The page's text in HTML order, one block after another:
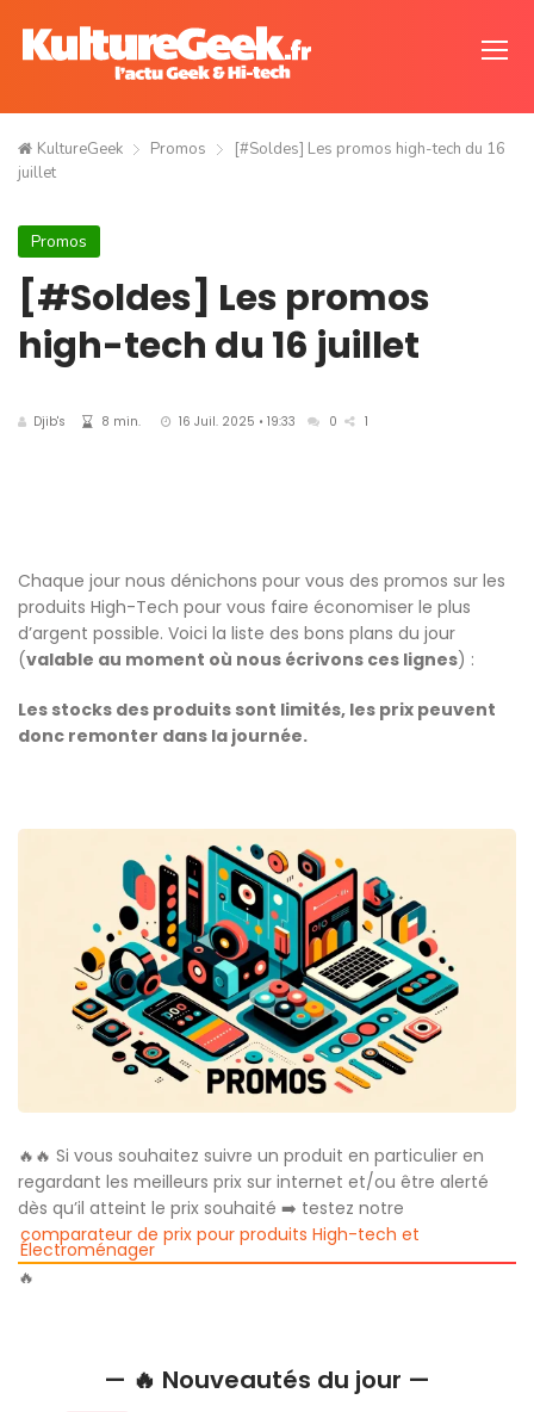
KultureGeek Promos
[#Soldes] Les promos high-tech du 16
juillet
Promos
[#Soldes] Les promos
high-tech du 16 juillet
Djib's 8 min. 16 Juil. 2025 • 19:33 0 1
Chaque jour nous dénichons pour vous des promos sur les
produits High-Tech pour vous faire économiser le plus
d’argent possible. Voici la liste des bons plans du jour
(valable au moment où nous écrivons ces lignes) :
Les stocks des produits sont limités, les prix peuvent
donc remonter dans la journée.
🔥🔥 Si vous souhaitez suivre un produit en particulier en
regardant les meilleurs prix sur internet et/ou être alerté
dès qu’il atteint le prix souhaité ➡️ testez notre
comparateur de prix pour produits High-tech et
Électroménager
🔥
— 🔥 Nouveautés du jour —